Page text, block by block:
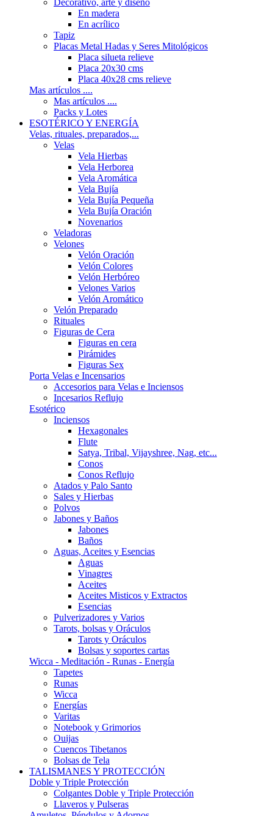
Decorativo, arte y diseño
En madera
En acrílico
Tapiz
Placas Metal Hadas y Seres Mitológicos
Placa silueta relieve
Placa 20x30 cms
Placa 40x28 cms relieve
Mas artículos ....
Mas artículos ....
Packs y Lotes
ESOTÉRICO Y ENERGÍA
Velas, rituales, preparados,...
Velas
Vela Hierbas
Vela Herborea
Vela Aromática
Vela Bujía
Vela Bujía Pequeña
Vela Bujía Oración
Novenarios
Veladoras
Velones
Velón Oración
Velón Colores
Velón Herbóreo
Velones Varios
Velón Aromático
Velón Preparado
Rituales
Figuras de Cera
Figuras en cera
Pirámides
Figuras Sex
Porta Velas e Incensarios
Accesorios para Velas e Inciensos
Incesarios Reflujo
Esotérico
Inciensos
Hexagonales
Flute
Satya, Tribal, Vijayshree, Nag, etc...
Conos
Conos Reflujo
Atados y Palo Santo
Sales y Hierbas
Polvos
Jabones y Baños
Jabones
Baños
Aguas, Aceites y Esencias
Aguas
Vinagres
Aceites
Aceites Misticos y Extractos
Esencias
Pulverizadores y Varios
Tarots, bolsas y Oráculos
Tarots y Oráculos
Bolsas y soportes cartas
Wicca - Meditación - Runas - Energía
Tapetes
Runas
Wicca
Energías
Varitas
Notebook y Grimorios
Ouijas
Cuencos Tibetanos
Bolsas de Tela
TALISMANES Y PROTECCIÓN
Doble y Triple Protección
Colgantes Doble y Triple Protección
Llaveros y Pulseras